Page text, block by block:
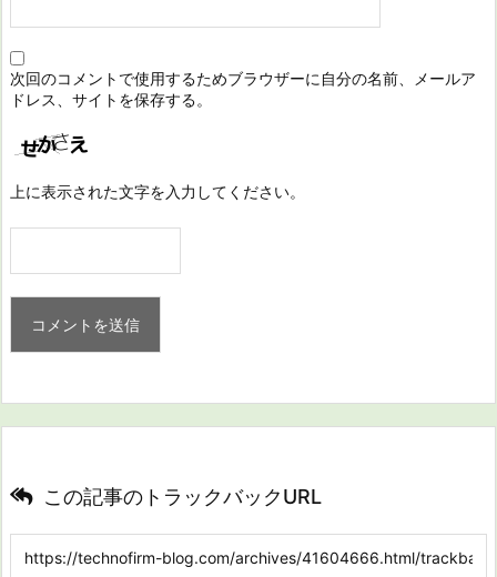
次回のコメントで使用するためブラウザーに自分の名前、メールア
ドレス、サイトを保存する。
上に表示された文字を入力してください。
この記事のトラックバックURL